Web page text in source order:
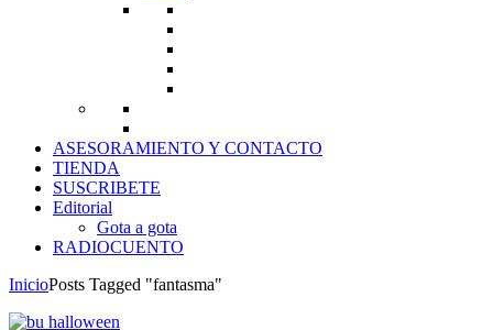
ASESORAMIENTO Y CONTACTO
TIENDA
SUSCRIBETE
Editorial
Gota a gota
RADIOCUENTO
InicioPosts Tagged "fantasma"